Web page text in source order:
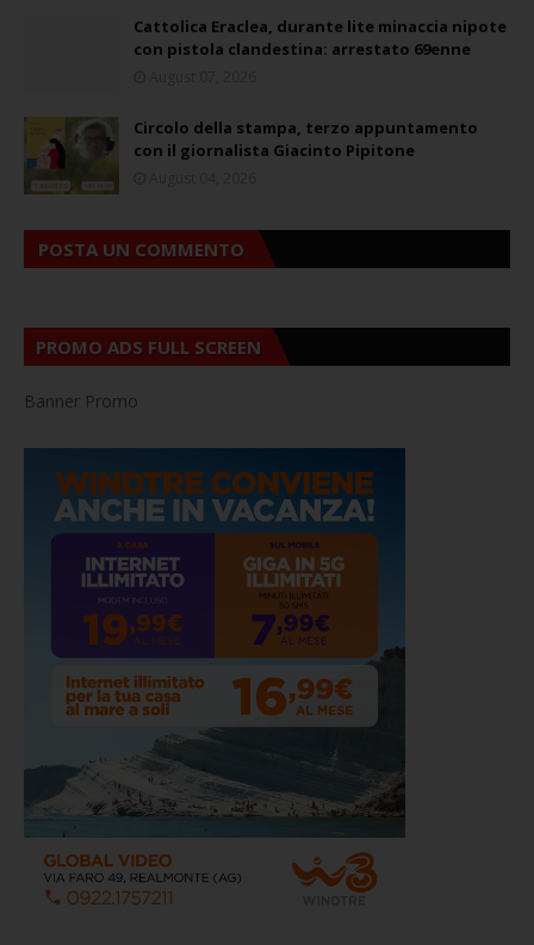
Cattolica Eraclea, durante lite minaccia nipote
con pistola clandestina: arrestato 69enne
Circolo della stampa, terzo appuntamento
con il giornalista Giacinto Pipitone
POSTA UN COMMENTO
PROMO ADS FULL SCREEN
Banner Promo